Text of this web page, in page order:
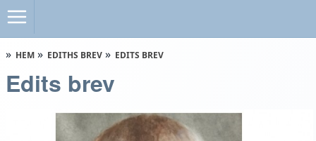
HEM EDITHS BREV EDITS BREV
Edits brev